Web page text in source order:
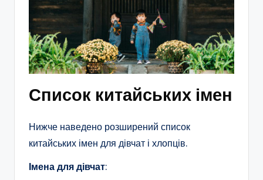
Список китайських імен
Нижче наведено розширений список
китайських імен для дівчат і хлопців.
Імена для дівчат: